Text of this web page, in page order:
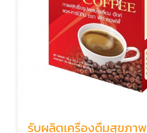
รับผลิตเครื่องดื่มสุขภาพ